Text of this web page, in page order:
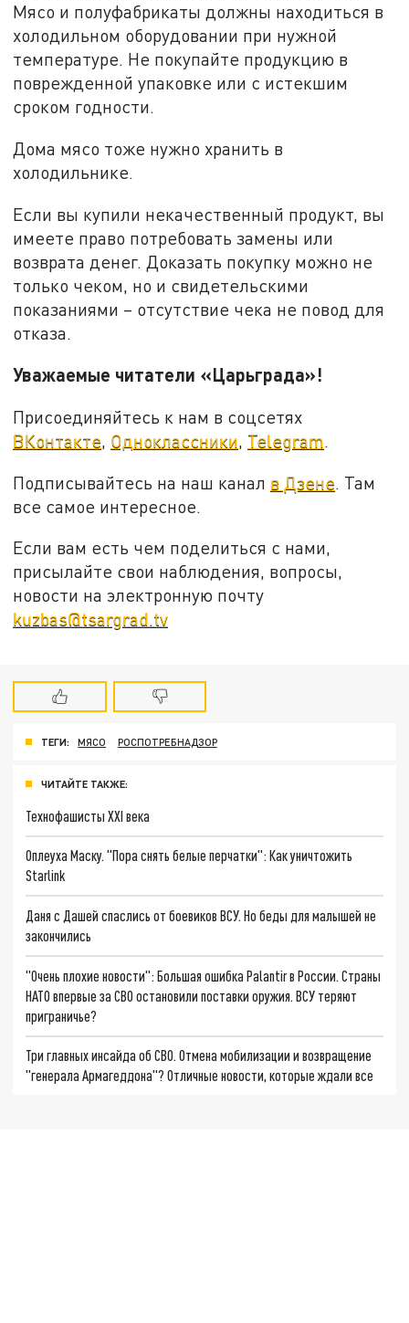
Мясо и полуфабрикаты должны находиться в
холодильном оборудовании при нужной
температуре. Не покупайте продукцию в
поврежденной упаковке или с истекшим
сроком годности.
Дома мясо тоже нужно хранить в
холодильнике.
Если вы купили некачественный продукт, вы
имеете право потребовать замены или
возврата денег. Доказать покупку можно не
только чеком, но и свидетельскими
показаниями – отсутствие чека не повод для
отказа.
Уважаемые читатели «Царьграда»!
Присоединяйтесь к нам в соцсетях
ВКонтакте, Одноклассники, Telegram.
Подписывайтесь на наш канал в Дзене. Там
все самое интересное.
Если вам есть чем поделиться с нами,
присылайте свои наблюдения, вопросы,
новости на электронную почту
kuzbas@tsargrad.tv
ТЕГИ: МЯСО РОСПОТРЕБНАДЗОР
ЧИТАЙТЕ ТАКЖЕ:
Технофашисты XXI века
Оплеуха Маску. "Пора снять белые перчатки": Как уничтожить
Starlink
Даня с Дашей спаслись от боевиков ВСУ. Но беды для малышей не
закончились
"Очень плохие новости": Большая ошибка Palantir в России. Страны
НАТО впервые за СВО остановили поставки оружия. ВСУ теряют
приграничье?
Три главных инсайда об СВО. Отмена мобилизации и возвращение
"генерала Армагеддона"? Отличные новости, которые ждали все